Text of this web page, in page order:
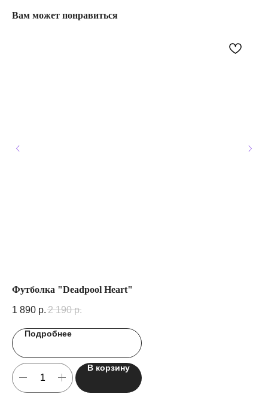
Вам может понравиться
Футболка "Deadpool Heart"
1 890 р. 2 190 р.
Подробнее
В корзину